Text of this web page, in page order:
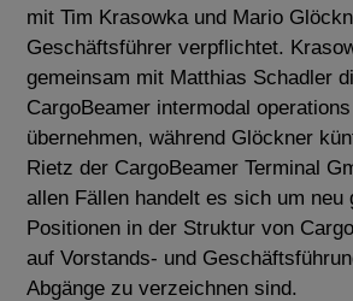
mit Tim Krasowka und Mario
Geschäftsführer verpflichtet.
gemeinsam mit Matthias Schadler
CargoBeamer intermodal
übernehmen, während Glöckner
Rietz der CargoBeamer Terminal
allen Fällen handelt es sich um neu
Positionen in der Struktur von
auf Vorstands- und
Abgänge zu verzeichnen sind.